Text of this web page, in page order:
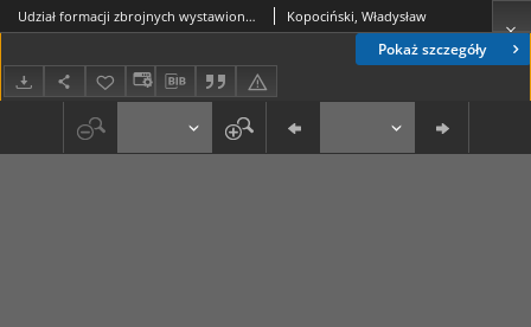
Pokaż szczegóły
Udział formacji zbrojnych wystawionych przez województwo lubelskie w powstaniu listopadowym Kopociński, Władysław